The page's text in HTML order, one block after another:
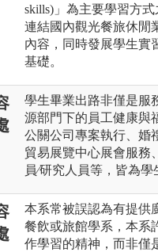
skills)」為主要學習方
連結國內觀光餐旅休閒
內容，同時發展學生實
基礎。
學生畢業出路非僅是服
源部門下的員工健康與
公關公司專案執行、婚
貿易展覽中心展會服務
員∕研究人員等，皆為
本系常被誤認為有提供
餐飲或旅館學系，本系
作學習的精神，而非僅